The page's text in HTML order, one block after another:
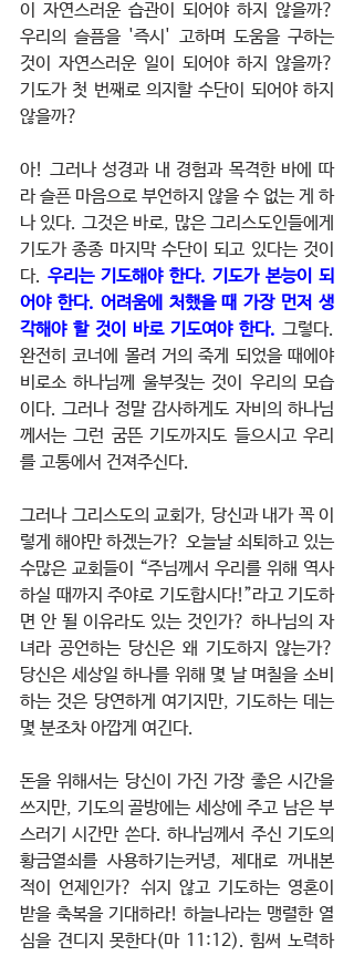
이 자연스러운 습관이 되어야 하지 않을까?
우리의 슬픔을 '즉시' 고하며 도움을 구하는
것이 자연스러운 일이 되어야 하지 않을까?
기도가 첫 번째로 의지할 수단이 되어야 하지
않을까?
아! 그러나 성경과 내 경험과 목격한 바에 따
라 슬픈 마음으로 부언하지 않을 수 없는 게 하
나 있다. 그것은 바로, 많은 그리스도인들에게
기도가 종종 마지막 수단이 되고 있다는 것이
다. 우리는 기도해야 한다. 기도가 본능이 되
어야 한다. 어려움에 처했을 때 가장 먼저 생
각해야 할 것이 바로 기도여야 한다. 그렇다.
완전히 코너에 몰려 거의 죽게 되었을 때에야
비로소 하나님께 울부짖는 것이 우리의 모습
이다. 그러나 정말 감사하게도 자비의 하나님
께서는 그런 굼뜬 기도까지도 들으시고 우리
를 고통에서 건져주신다.
그러나 그리스도의 교회가, 당신과 내가 꼭 이
렇게 해야만 하겠는가? 오늘날 쇠퇴하고 있는
수많은 교회들이 “주님께서 우리를 위해 역사
하실 때까지 주야로 기도합시다!”라고 기도하
면 안 될 이유라도 있는 것인가? 하나님의 자
녀라 공언하는 당신은 왜 기도하지 않는가?
당신은 세상일 하나를 위해 몇 날 며칠을 소비
하는 것은 당연하게 여기지만, 기도하는 데는
몇 분조차 아깝게 여긴다.
돈을 위해서는 당신이 가진 가장 좋은 시간을
쓰지만, 기도의 골방에는 세상에 주고 남은 부
스러기 시간만 쓴다. 하나님께서 주신 기도의
황금열쇠를 사용하기는커녕, 제대로 꺼내본
적이 언제인가? 쉬지 않고 기도하는 영혼이
받을 축복을 기대하라! 하늘나라는 맹렬한 열
심을 견디지 못한다(마 11:12). 힘써 노력하